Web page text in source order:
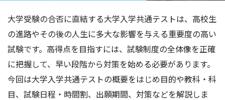
大学受験の合否に直結する大学入学共通テストは、高校生
の進路やその後の人生に多大な影響を与える重要度の高い
試験です。高得点を目指すには、試験制度の全体像を正確
に把握して、早い段階から対策を始める必要があります。
今回は大学入学共通テストの概要をはじめ目的や教科・科
目、試験日程・時間割、出願期間、対策などを解説しま